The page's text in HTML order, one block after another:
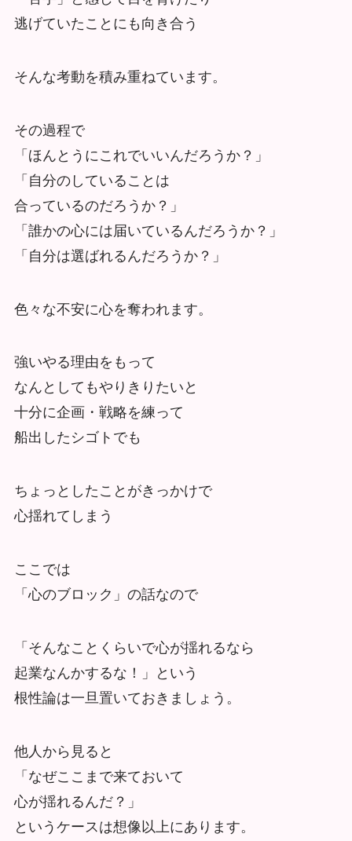
逃げていたことにも向き合う
そんな考動を積み重ねています。
その過程で
「ほんとうにこれでいいんだろうか？」
「自分のしていることは
合っているのだろうか？」
「誰かの心には届いているんだろうか？」
「自分は選ばれるんだろうか？」
色々な不安に心を奪われます。
強いやる理由をもって
なんとしてもやりきりたいと
十分に企画・戦略を練って
船出したシゴトでも
ちょっとしたことがきっかけで
心揺れてしまう
ここでは
「心のブロック」の話なので
「そんなことくらいで心が揺れるなら
起業なんかするな！」という
根性論は一旦置いておきましょう。
他人から見ると
「なぜここまで来ておいて
心が揺れるんだ？」
というケースは想像以上にあります。